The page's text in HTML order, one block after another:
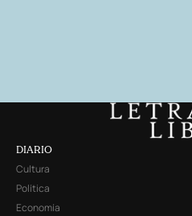
DIARIO
Cultura
Política
Economía